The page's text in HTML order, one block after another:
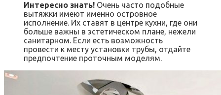
Интересно знать! Очень часто подобные
вытяжки имеют именно островное
исполнение. Их ставят в центре кухни, где они
больше важны в эстетическом плане, нежели
санитарном. Если есть возможность
провести к месту установки трубы, отдайте
предпочтение проточным моделям.